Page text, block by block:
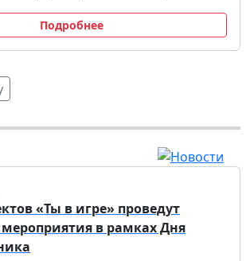
Подробнее
«Ты в игре» проведут
в рамках Дня